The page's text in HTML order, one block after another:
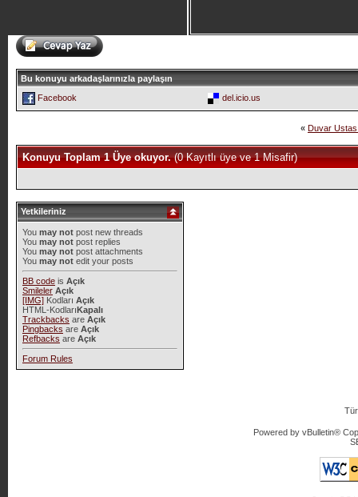
Bu konuyu arkadaşlarınızla paylaşın
Facebook
del.icio.us
« Duvar
Konuyu Toplam 1 Üye okuyor.(0 Kayıtlı üye ve 1 Misafir)
Yetkileriniz
You may notpost new threads
You may notpost replies
You may notpost attachments
You may notedit your posts
BB codeis Açık
Smileler Açık
[IMG]Kodları Açık
HTML-KodlarıKapalı
Trackbacks are Açık
Pingbacks are Açık
Refbacks are Açık
Forum Rules
Powered by vBulletin®